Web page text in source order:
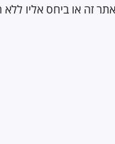
באתר זה או ביחס אליו